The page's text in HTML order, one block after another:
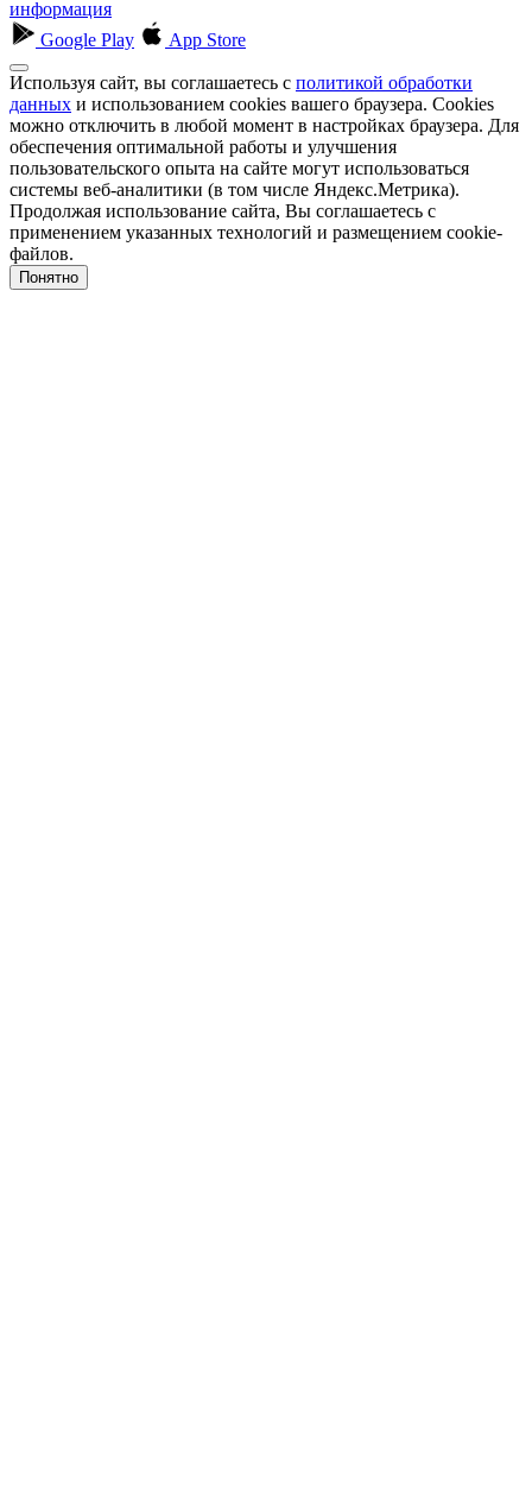
информация
Google Play
App Store
Используя сайт, вы соглашаетесь с политикой обработки
данных и использованием cookies вашего браузера. Cookies
можно отключить в любой момент в настройках браузера. Для
обеспечения оптимальной работы и улучшения
пользовательского опыта на сайте могут использоваться
системы веб-аналитики (в том числе Яндекс.Метрика).
Продолжая использование сайта, Вы соглашаетесь с
применением указанных технологий и размещением cookie-
файлов.
Понятно